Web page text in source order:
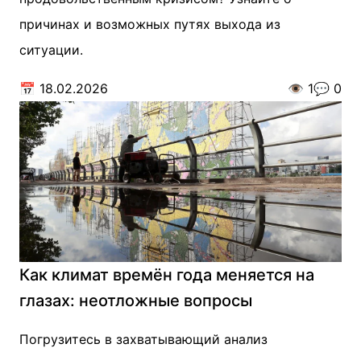
причинах и возможных путях выхода из
ситуации.
📅 18.02.2026 👁️ 1💬 0
Как климат времён года меняется на
глазах: неотложные вопросы
Погрузитесь в захватывающий анализ